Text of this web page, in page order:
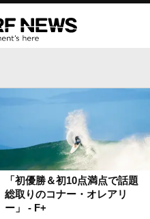
「初優勝＆初10点満点で話題
総取りのコナー・オレアリ
ー」 - F+
ビュー】旧友レオ、ジャ
セッション
開幕戦・現地リポート（高